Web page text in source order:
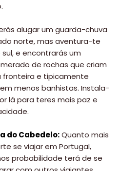
alugar um guarda-chuva
norte, mas aventura-te
sul, e encontrarás um
de rochas que criam
fronteira e tipicamente
menos banhistas. Instala-
lá para teres mais paz e
do Cabedelo:Quanto mais
se viajar em Portugal,
probabilidade terá de se